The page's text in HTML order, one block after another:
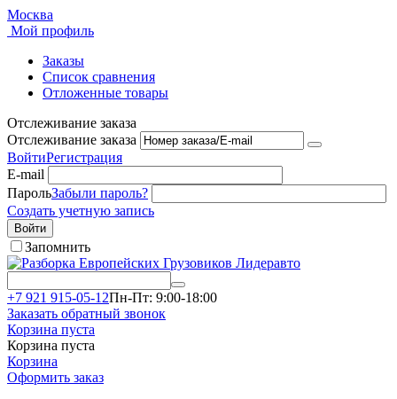
Москва
Мой профиль
Заказы
Список сравнения
Отложенные товары
Отслеживание заказа
Отслеживание заказа
ВойтиРегистрация
E-mail
ПарольЗабыли пароль?
Создать учетную запись
Войти
Запомнить
+7 921 915-05-12Пн-Пт: 9:00-18:00
Заказать обратный звонок
Корзина пуста
Корзина пуста
Корзина
Оформить заказ